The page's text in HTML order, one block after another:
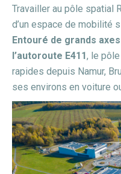
Travailler au pôle spatial
d’un espace de mobilité
Entouré de grands
l’autoroute E411, le
rapides depuis Namur,
ses environs en voiture